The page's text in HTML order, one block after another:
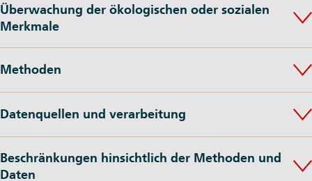
Überwachung der ökologischen oder sozialen
Merkmale
Methoden
Datenquellen und verarbeitung
Beschränkungen hinsichtlich der Methoden und
Daten